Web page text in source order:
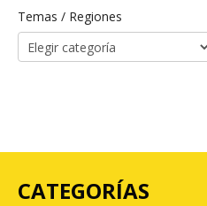
Temas / Regiones
CATEGORÍAS